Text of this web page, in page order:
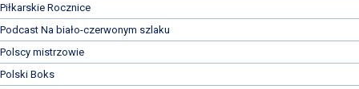
Piłkarskie Rocznice
Podcast Na biało-czerwonym szlaku
Polscy mistrzowie
Polski Boks